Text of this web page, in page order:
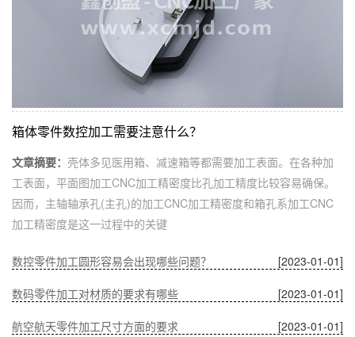
箱体零件数控加工需要注意什么？
文章摘要： 壳体多见医用箱、减速箱等都需要加工表面。在各种加
工表面，平面图加工CNC加工精密度比孔加工精度比较容易确保。
因而，主轴轴承孔(主孔)的加工CNC加工精密度和箱孔系加工CNC
加工精密度是这一过程中的关键
[2023-01-01]
数控零件加工圆形容易会出现哪些问题？
[2023-01-01]
数码零件加工对材质的要求有哪些
[2023-01-01]
航空航天零件加工尺寸方面的要求